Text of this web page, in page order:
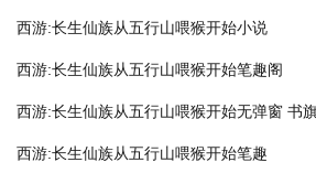
西游:长生仙族从五行山喂猴开始小说
西游:长生仙族从五行山喂猴开始笔趣阁
西游:长生仙族从五行山喂猴开始无弹窗 书
西游:长生仙族从五行山喂猴开始笔趣